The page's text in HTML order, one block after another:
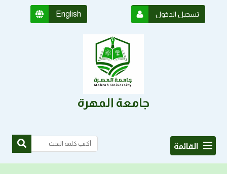
English تسجيل الدخول
جامعة المهرة
القائمة